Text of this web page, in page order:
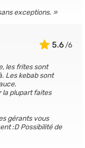
exceptions.
5.6
les frites sont
Les kebab sont
la plupart faites
gérants vous
:D Possibilité de